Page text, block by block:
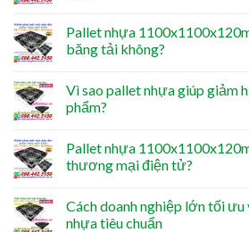
Pallet nhựa
băng tải không?
Vì sao pallet nhựa giúp giảm
phẩm?
Pallet nhựa
thương mại điện tử?
Cách doanh nghiệp lớn tối
nhựa tiêu chuẩn